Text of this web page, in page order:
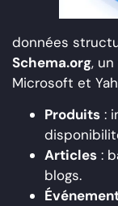
données
Schema.org,
Microsoft et
Produits :
Articles :
blogs.